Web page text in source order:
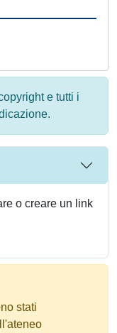
e tutti i
o creare un link
stati